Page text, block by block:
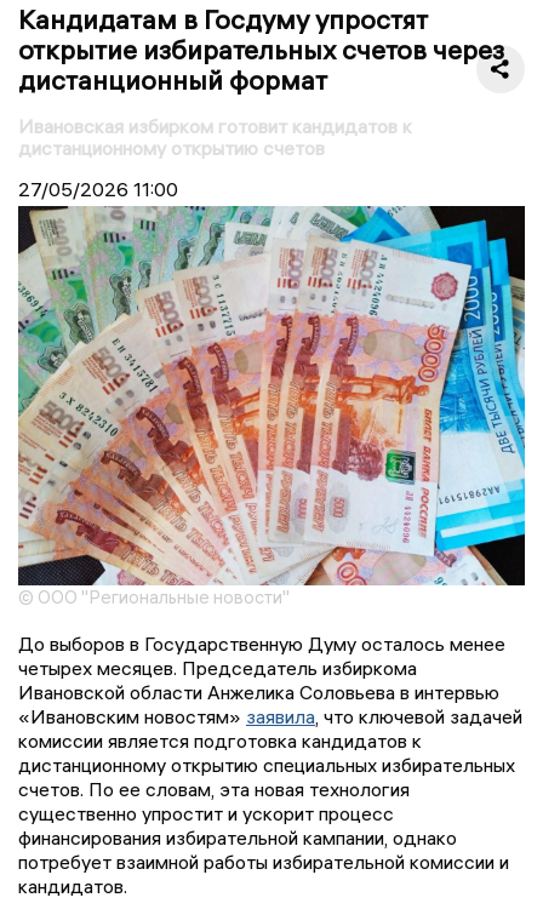
Кандидатам в Госдуму упростят
открытие избирательных счетов через
дистанционный формат
Ивановская избирком готовит кандидатов к
дистанционному открытию счетов
27/05/2026 11:00
© ООО "Региональные новости"
До выборов в Государственную Думу осталось менее
четырех месяцев. Председатель избиркома
Ивановской области Анжелика Соловьева в интервью
«Ивановским новостям» заявила, что ключевой задачей
комиссии является подготовка кандидатов к
дистанционному открытию специальных избирательных
счетов. По ее словам, эта новая технология
существенно упростит и ускорит процесс
финансирования избирательной кампании, однако
потребует взаимной работы избирательной комиссии и
кандидатов.